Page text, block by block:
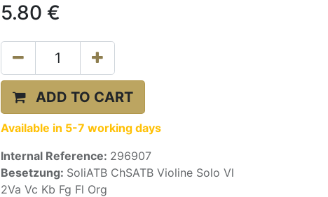
5.80 €
ADD TO CART
Available in 5-7 working days
Internal Reference: 296907
Besetzung: SoliATB ChSATB Violine Solo Vl
2Va Vc Kb Fg Fl Org